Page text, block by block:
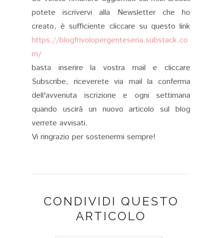
potete iscrivervi alla Newsletter che ho
creato, è sufficiente cliccare su questo link
https://blogfrivolopergenteseria.substack.co
m/
basta inserire la vostra mail e cliccare
Subscribe, riceverete via mail la conferma
dell'avvenuta iscrizione e ogni settimana
quando uscirà un nuovo articolo sul blog
verrete avvisati.
Vi ringrazio per sostenermi sempre!
CONDIVIDI QUESTO
ARTICOLO